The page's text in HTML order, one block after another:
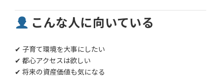
こんな人に向いている
✔ 子育て環境を大事にしたい
✔ 都心アクセスは欲しい
✔ 将来の資産価値も気になる